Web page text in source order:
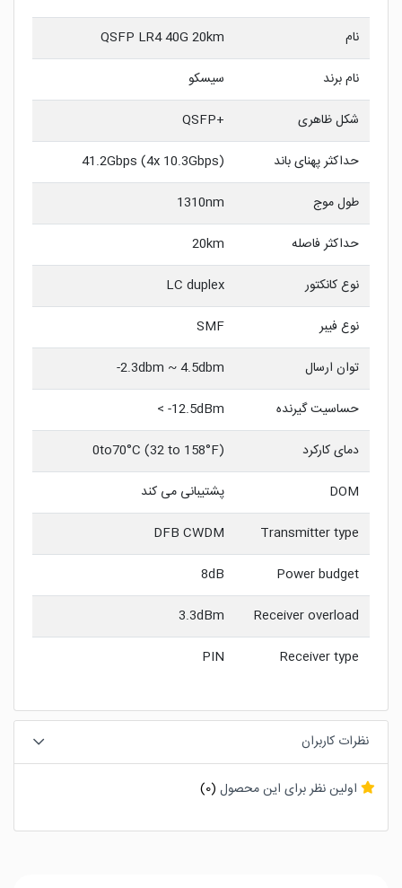
نام
QSFP LR4 40G 20km
نام برند
سیسکو
شکل ظاهری
+QSFP
حداکثر پهنای باند
41.2Gbps (4x 10.3Gbps)
طول موج
1310nm
حداکثر فاصله
20km
نوع کانکتور
LC duplex
نوع فیبر
SMF
توان ارسال
2.3dbm ~ 4.5dbm-
حساسیت گیرنده
12.5dBm- >
دمای کارکرد
0to70°C (32 to 158°F)
DOM
پشتیبانی می کند
Transmitter type
DFB CWDM
Power budget
8dB
Receiver overload
3.3dBm
Receiver type
PIN
نظرات کاربران
اولین نظر برای این محصول (0)